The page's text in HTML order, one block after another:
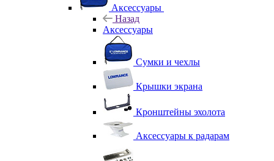
Аксессуары
Назад
Аксессуары
Сумки и чехлы
Крышки экрана
Кронштейны эхолота
Аксессуары к радарам